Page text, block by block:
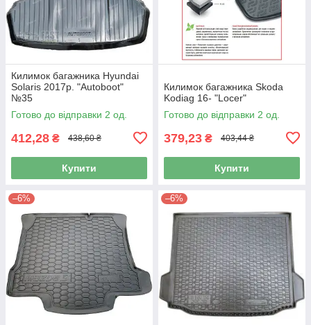
Килимок багажника Hyundai
Solaris 2017р. "Autoboot"
№35
Готово до відправки 2 од.
412,28 ₴ 438,60 ₴
Купити
Килимок багажника Skoda
Kodiag 16- "Locer"
Готово до відправки 2 од.
379,23 ₴ 403,44 ₴
Купити
–6% –6%